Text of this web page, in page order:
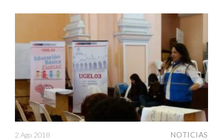
2 Ago 2018 NOTICIAS